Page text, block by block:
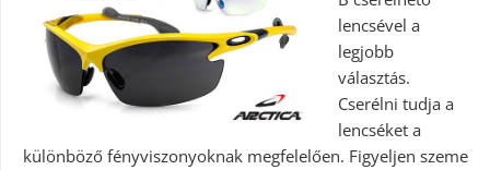
lencsével a
legjobb
választás.
Cserélni tudja a
lencséket a
különböző fényviszonyoknak megfelelően. Figyeljen szeme